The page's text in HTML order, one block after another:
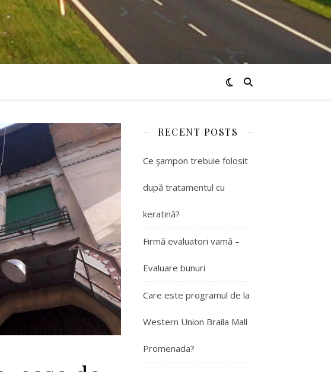
RECENT POSTS
Ce şampon trebuie folosit
după tratamentul cu
keratină?
Firmă evaluatori vamă –
Evaluare bunuri
Care este programul de la
Western Union Braila Mall
Promenada?